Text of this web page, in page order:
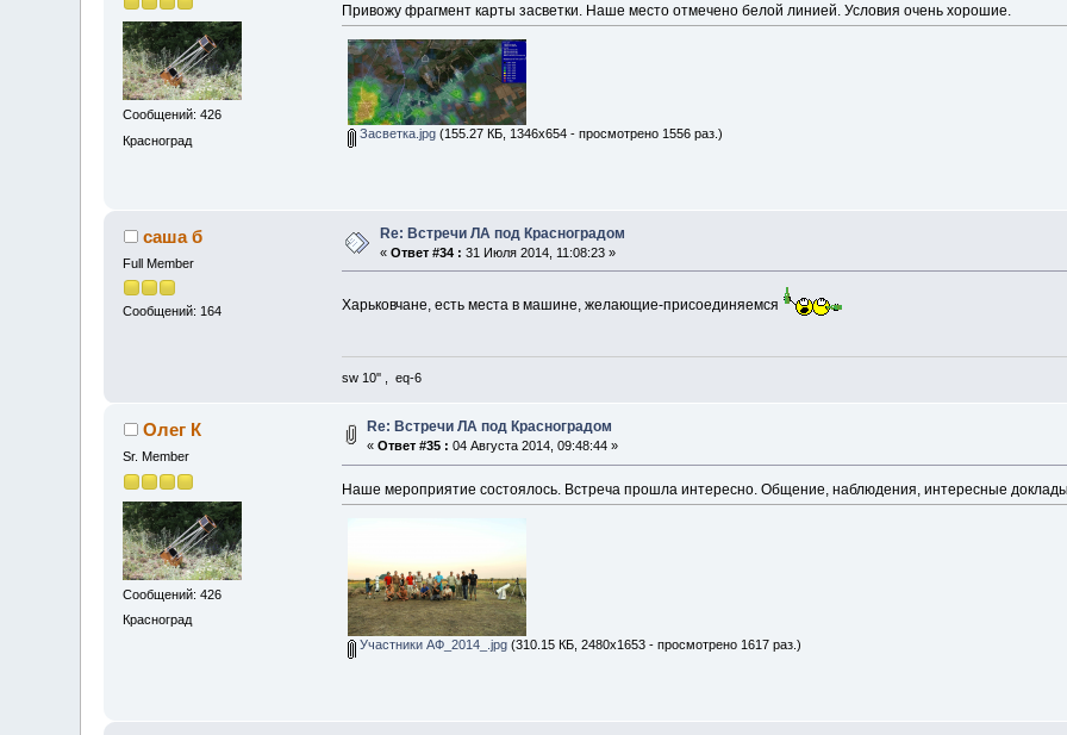
Сообщений: 426
Красноград
Привожу фрагмент карты засветки. Наше место отмечено белой линией. Условия очень хорошие.
Засветка.jpg (155.27 КБ, 1346x654 - просмотрено 1556 раз.)
саша б
Full Member
Сообщений: 164
Re: Встречи ЛА под Красноградом
«Ответ #34 : 31 Июля 2014, 11:08:23 »
Харьковчане, есть места в машине, желающие-присоединяемся
sw 10'' , eq-6
Олег К
Sr. Member
Сообщений: 426
Красноград
Re: Встречи ЛА под Красноградом
«Ответ #35 : 04 Августа 2014, 09:48:44 »
Наше мероприятие состоялось. Встреча прошла интересно. Общение, наблюдения, интересные
Участники АФ_2014_.jpg (310.15 КБ, 2480x1653 - просмотрено 1617 раз.)